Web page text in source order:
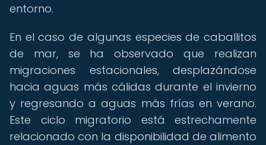
entorno.
En el caso de algunas especies de caballitos
de mar, se ha observado que realizan
migraciones estacionales, desplazándose
hacia aguas más cálidas durante el invierno
y regresando a aguas más frías en verano.
Este ciclo migratorio está estrechamente
relacionado con la disponibilidad de alimento